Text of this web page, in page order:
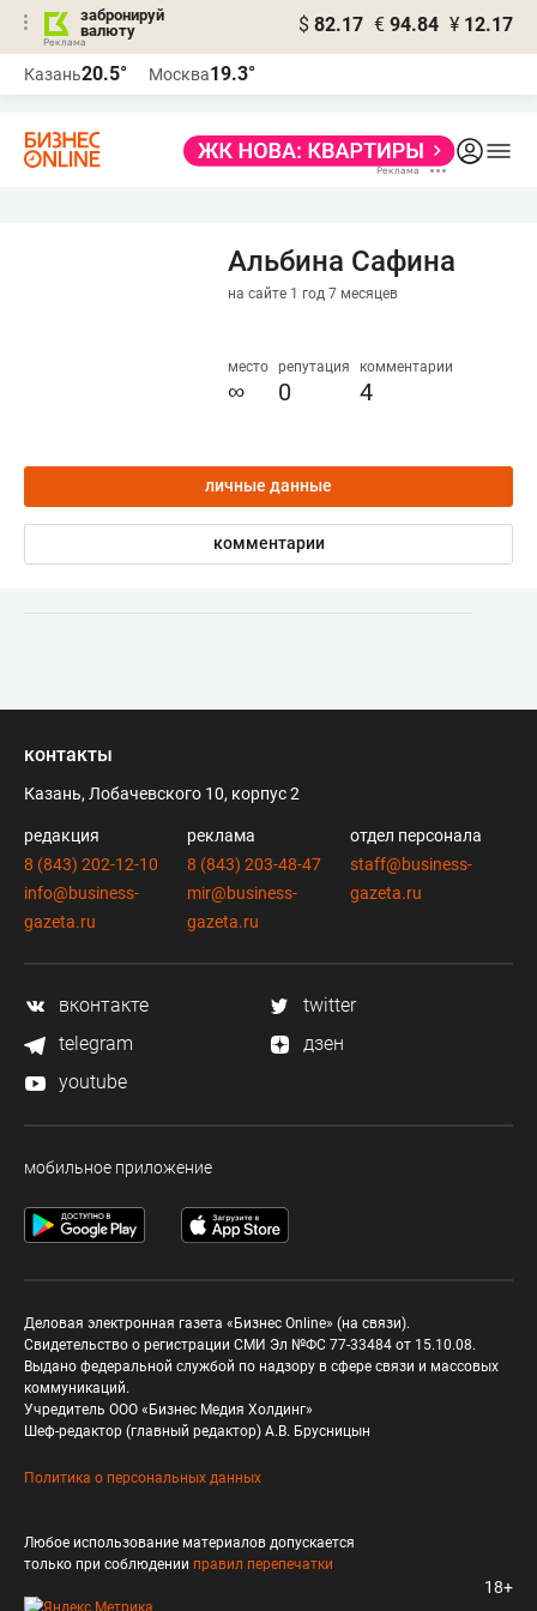
забронируй
валюту
$ 82.17 € 94.84 ¥ 12.17
Казань20.5° Москва19.3°
Альбина Сафина
на сайте 1 год 7 месяцев
место
∞
репутация
0
комментарии
4
личные данные
комментарии
контакты
Казань, Лобачевского 10, корпус 2
редакция
8 (843) 202-12-10
info@business-
gazeta.ru
реклама
8 (843) 203-48-47
mir@business-
gazeta.ru
отдел персонала
staff@business-
gazeta.ru
вконтакте
twitter
telegram
дзен
youtube
мобильное приложение
Деловая электронная газета «Бизнес Online» (на связи).
Свидетельство о регистрации СМИ Эл №ФС 77-33484 от 15.10.08.
Выдано федеральной службой по надзору в сфере связи и массовых
коммуникаций.
Учредитель ООО «Бизнес Медия Холдинг»
Шеф-редактор (главный редактор) А.В. Брусницын
Политика о персональных данных
Любое использование материалов допускается
только при соблюдении правил перепечатки
18+